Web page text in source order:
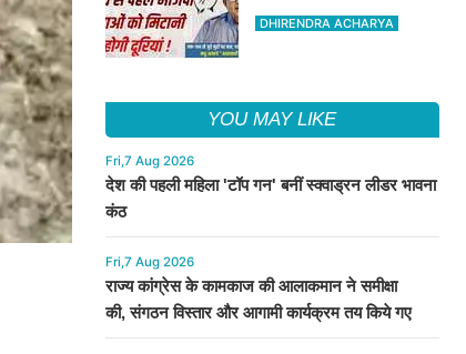
नेताओं की आपसी टकराहट
DHIRENDRA ACHARYA
YOU MAY LIKE
Fri,7 Aug 2026
देश की पहली महिला 'टॉप गन' बनीं स्क्वाड्रन लीडर भावना
कंठ
Fri,7 Aug 2026
राज्य कांग्रेस के कामकाज की आलाकमान ने समीक्षा
की, संगठन विस्तार और आगामी कार्यक्रम तय किये गए